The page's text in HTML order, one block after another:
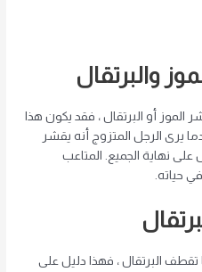
والبرتقال
الموز أو البرتقال ، فقد يكون هذا
يرى الرجل المتزوج أنه يقشر
على نهاية الجميع. المتاعب
حياته.
تقطف البرتقال ، فهذا دليل على